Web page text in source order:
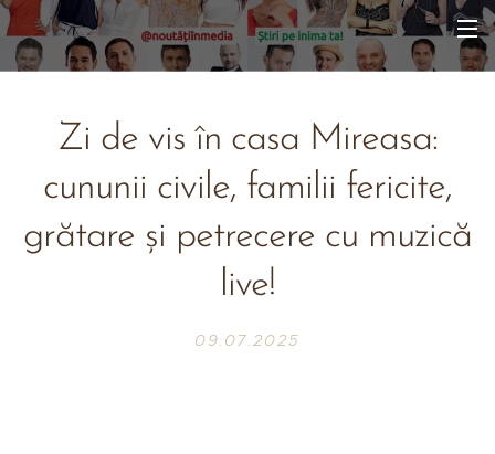
Zi de vis în casa Mireasa:
cununii civile, familii fericite,
grătare și petrecere cu muzică
live!
09.07.2025